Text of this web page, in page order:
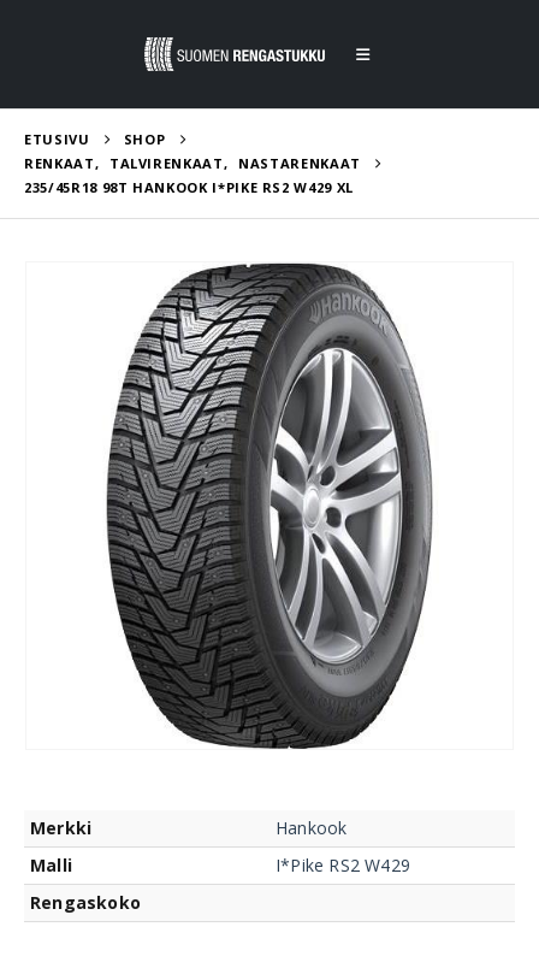
ETUSIVU
SHOP
RENKAAT, TALVIRENKAAT,
NASTARENKAAT
235/45R18 98T HANKOOK I*PIKE RS2 W429 XL
Merkki
Hankook
Malli
I*Pike RS2 W429
Rengaskoko